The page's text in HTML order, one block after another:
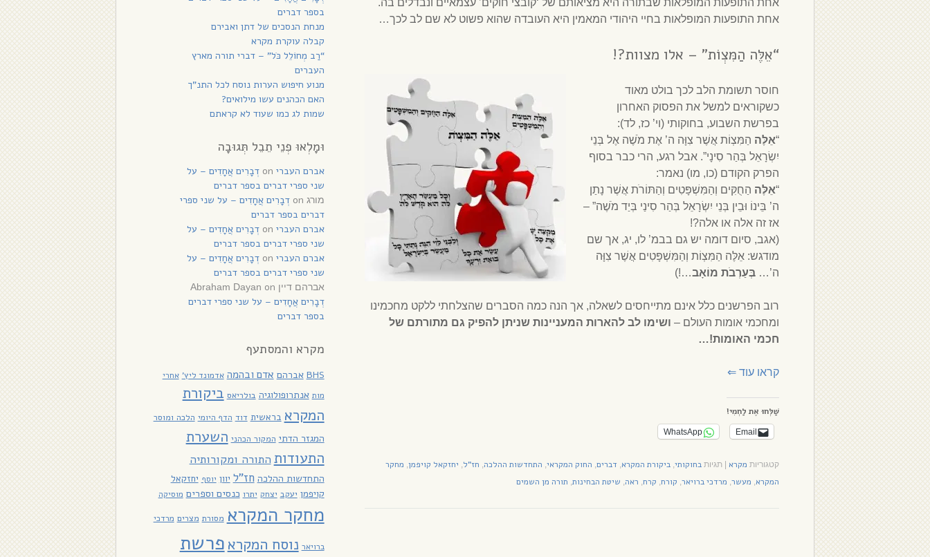
אחת התופעות המופלאות שבתורה היא מציאותם של ‘קובצי חוקים’ עצמאיים ונבדלים בה.
אחת התופעות המופלאות בחיי היהודי המאמין היא העובדה שהוא פשוט לא שם לב לכך…
“אֵלֶּה הַמִּצְו‍ֹת” – אלו מצוות?!
חוסר תשומת הלב לכך בולט מאוד
כשקוראים למשל את הפסוק האחרון
בפרשת השבוע, בחוקותי (וי’ כז, לד):
“אֵלֶּה הַמִּצְו‍ֹת אֲשֶׁר צִוָּה ה’ אֶת מֹשֶׁה אֶל בְּנֵי
יִשְׂרָאֵל בְּהַר סִינָי”. אבל רגע, הרי כבר בסוף
הפרק הקודם (כו, מו) נאמר:
“אֵלֶּה הַחֻקִּים וְהַמִּשְׁפָּטִים וְהַתּוֹרֹת אֲשֶׁר נָתַן
ה’ בֵּינוֹ וּבֵין בְּנֵי יִשְׂרָאֵל בְּהַר סִינַי בְּיַד מֹשֶׁה” –
אז זה אלה או אלה?!
(אגב, סיום דומה יש גם בבמ’ לו, יג, אך שם
מודגש: אֵלֶּה הַמִּצְו‍ֹת וְהַמִּשְׁפָּטִים אֲשֶׁר צִוָּה
ה’… בְּעַרְבֹת מוֹאָב…!)
רוב הפרשנים כלל אינם מתייחסים לשאלה, אך הנה כמה הסברים שהצלחתי ללקט מחכמינו
ומחכמי אומות העולם – ושימו לב להארות המעניינות שניתן להפיק גם מתורתם של
חכמי האומות!…
קראו עוד ⇐
שַׁלְּחוּ אֶת לַחְמִי!
Email
WhatsApp
קטגוריות מקרא תגיות בחוקותי, ביקורת המקרא, דברים, החוק המקראי, התחדשות ההלכה, חז"ל, יחזקאל קויפמן, מחקר
המקרא, מעשר, מרדכי ברויאר, קורח, קרח, ראה, שיטת הבחינות, תורה מן השמים
בספר דברים
מנחת הנסכים של דתן ואבירם
קבלה עוקרת מקרא
“רַב מְחוֹלֵל כֹּל” – דברי תורה מארץ
העברים
מנוע חיפוש הערות נוסח לכל התנ”ך
האם הכהנים עשו מילואים?
שמות לג כמו שעוד לא קראתם
וּמָלְאוּ פְנֵי תֵבֵל תְּגוּבָה
אברם העברי
דְבָרִים אֲחָדִים – על
שני ספרי דברים בספר דברים
מורג
דְבָרִים אֲחָדִים – על שני ספרי
דברים בספר דברים
אברם העברי
דְבָרִים אֲחָדִים – על
שני ספרי דברים בספר דברים
אברם העברי
דְבָרִים אֲחָדִים – על
שני ספרי דברים בספר דברים
אברהם דיין Abraham Dayan on
דְבָרִים אֲחָדִים – על שני ספרי דברים
בספר דברים
מקרא והמסתעף
BHS אברהם אדם ובהמה אדמונד ליץ' אחרי
מות אנתרופולוגיה בולריאס ביקורת
המקרא בראשית דוד הדף היומי הלכה ומוסר
המגזר הדתי המקור הכהני השערת
התעודות התורה ומקורותיה
התחדשות ההלכה חז"ל יוון יוסף יחזקאל
קויפמן יעקב יצחק יתרו כנסים וספרים מוסיקה
מחקר המקרא מסורת מצרים מרדכי
ברויאר נוסח המקרא פרשת